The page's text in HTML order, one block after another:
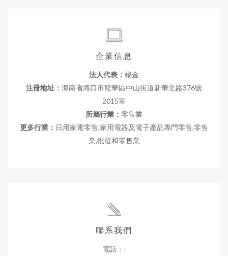
企業信息
法人代表： 楊金
注冊地址： 海南省海口市龍華區中山街道新華北路376號
2015室
所屬行業： 零售業
更多行業： 日用家電零售,家用電器及電子產品專門零售,零售
業,批發和零售業
聯系我們
電話：-